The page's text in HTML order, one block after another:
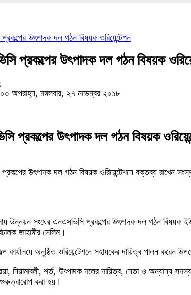
উৎপাদক দল গঠন বিষয়ক ওরিয়েন্টেশন
প্রকল্পের উৎপাদক দল গঠন বিষয়ক
অপরাহ্ন, মঙ্গলবার, ২৭ নভেম্বর ২০১৮
প্রকল্পের উৎপাদক দল গঠন বিষয়ক
উৎপাদক দল গঠন বিষয়ক ওরিয়েন্টেশনে বক্তব্য রাখেন
উন্নয়ন সংঘের এনএসভিসি প্রকল্পের উৎপাদক দল গঠন বিষয়ক
জাহাঙ্গীর সেলিম।
কার্যালয়ে অনুষ্ঠিত ওরিয়েন্টেশনে সহায়কের দায়িত্ব পালন
নিয়ামাবলী, শর্ত, উৎপাদক দলের দায়িত্ব, নেতা ও অন্যান্য
করা হয়।